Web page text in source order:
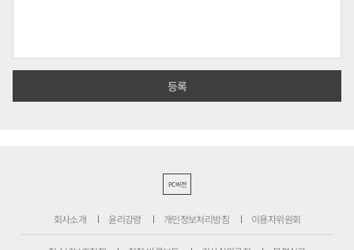
PC버전
회사소개 윤리강령 개인정보처리방침 이용자위원회